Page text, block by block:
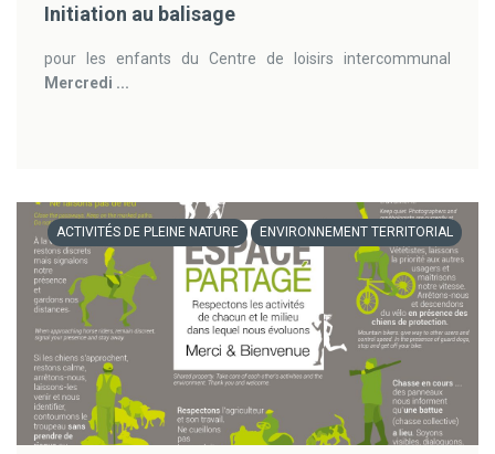
Initiation au balisage
pour les enfants du Centre de loisirs intercommunal
Mercredi ...
ACTIVITÉS DE PLEINE NATURE ENVIRONNEMENT TERRITORIAL